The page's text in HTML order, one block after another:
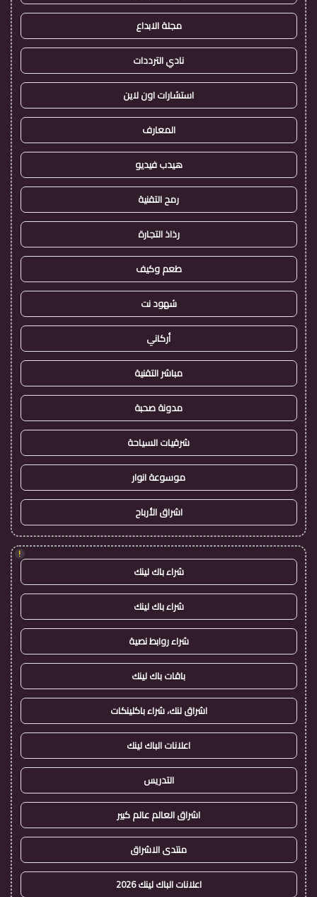
مجلة الابداع
نادي الترددات
استشارات اون لاين
المعارف
هيدب فيديو
رمح التقنية
رذاذ التجارة
طعم وكيف
شهود نت
أركاني
مباشر التقنية
مدونة صحبة
شرقيات السياحة
موسوعة انوار
اشراق الأرباح
!
شراء باك لينك
شراء باك لينك
شراء روابط نصية
باقات باك لينك
اشراق لنك، شراء باكلينكات
اعلانات الباك لينك
التدريس
اشراق العالم عالم كبير
منتدى الاشراق
اعلانات الباك لينك 2026